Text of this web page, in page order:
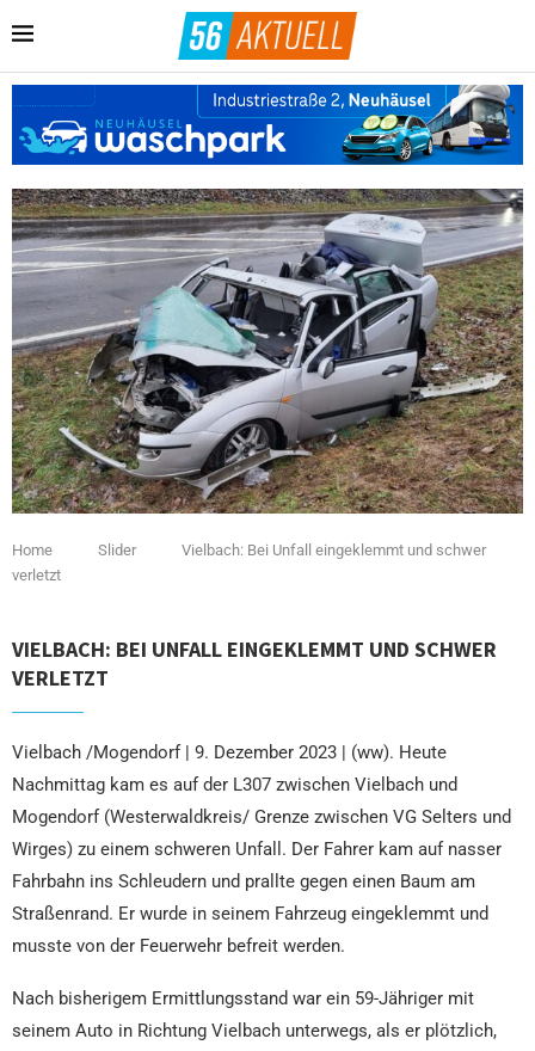
Home Slider
Vielbach: Bei Unfall eingeklemmt und schwer
verletzt
VIELBACH: BEI UNFALL EINGEKLEMMT UND SCHWER
VERLETZT
Vielbach /Mogendorf | 9. Dezember 2023 | (ww). Heute
Nachmittag kam es auf der L307 zwischen Vielbach und
Mogendorf (Westerwaldkreis/ Grenze zwischen VG Selters und
Wirges) zu einem schweren Unfall. Der Fahrer kam auf nasser
Fahrbahn ins Schleudern und prallte gegen einen Baum am
Straßenrand. Er wurde in seinem Fahrzeug eingeklemmt und
musste von der Feuerwehr befreit werden.
Nach bisherigem Ermittlungsstand war ein 59-Jähriger mit
seinem Auto in Richtung Vielbach unterwegs, als er plötzlich,